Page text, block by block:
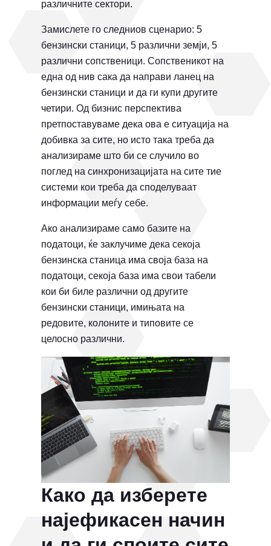
различните сектори.
Замислете го следниов сценарио: 5
бензински станици, 5 различни земји, 5
различни сопственици. Сопственикот на
една од нив сака да направи ланец на
бензински станици и да ги купи другите
четири. Од бизнис перспектива
претпоставуваме дека ова е ситуација на
добивка за сите, но исто така треба да
анализираме што би се случило во
поглед на синхронизацијата на сите тие
системи кои треба да споделуваат
информации меѓу себе.
Ако анализираме само базите на
податоци, ќе заклучиме дека секоја
бензинска станица има своја база на
податоци, секоја база има свои табели
кои би биле различни од другите
бензински станици, имињата на
редовите, колоните и типовите се
целосно различни.
Како да изберете
најефикасен начин